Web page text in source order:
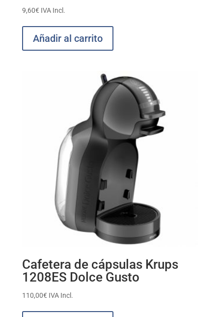
9,60€ IVA Incl.
Añadir al carrito
Cafetera de cápsulas Krups
1208ES Dolce Gusto
110,00€ IVA Incl.